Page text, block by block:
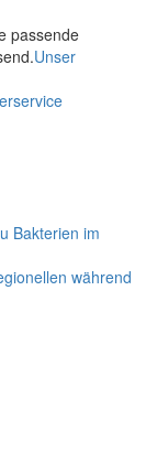
passende
Unser
Bakterien im
während